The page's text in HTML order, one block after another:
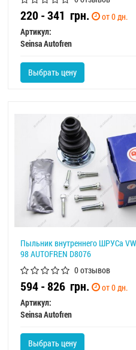
220 - 341грн.
от 0 дн.
Артикул:
Seinsa Autofren
Выбрать цену
Пыльник внутреннего ШРУСа
98 AUTOFREN D8076
0 отзывов
594 - 826грн.
от 0 дн.
Артикул:
Seinsa Autofren
Выбрать цену